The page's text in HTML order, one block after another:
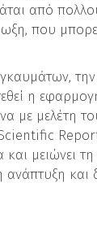
από
που
η
μελέτη
μειώνει
ανάπτυξη και